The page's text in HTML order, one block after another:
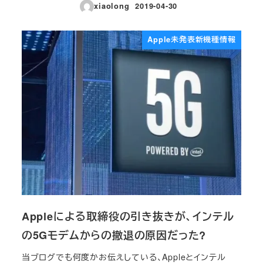
xiaolong
投稿日
2019-04-30
Apple未発表新機種情報
Appleによる取締役の引き抜きが、インテル
の5Gモデムからの撤退の原因だった?
当ブログでも何度かお伝えしている、Appleとインテル